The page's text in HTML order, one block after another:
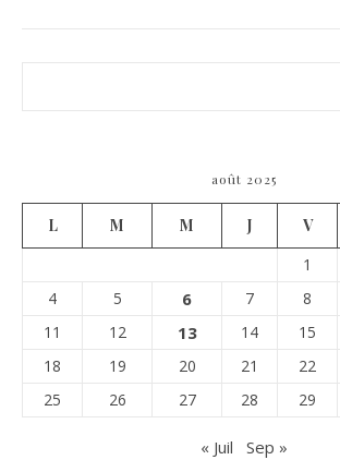
août 2025
L M M J V
1
4
5 6 7 8
11
12 13 14 15
18
19 20 21 22
25
26 27 28 29
« Juil Sep »